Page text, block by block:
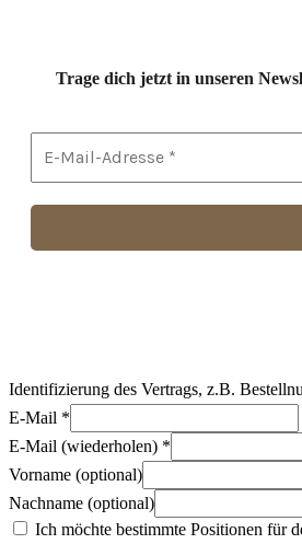
Trage dich jetzt in unseren
Identifizierung des Vertrags, z.B.
E-Mail *
E-Mail (wiederholen) *
Vorname (optional)
Nachname (optional)
Ich möchte bestimmte Positionen für